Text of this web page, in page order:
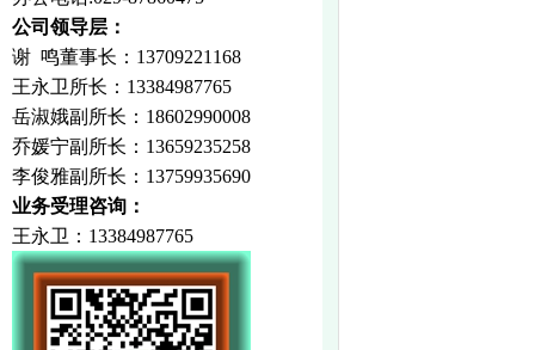
公司领导层：
谢 鸣董事长：13709221168
王永卫所长： 13384987765
岳淑娥副所长： 18602990008
乔媛宁副所长： 13659235258
李俊雅副所长：13759935690
业务受理咨询：
王永卫 ： 13384987765